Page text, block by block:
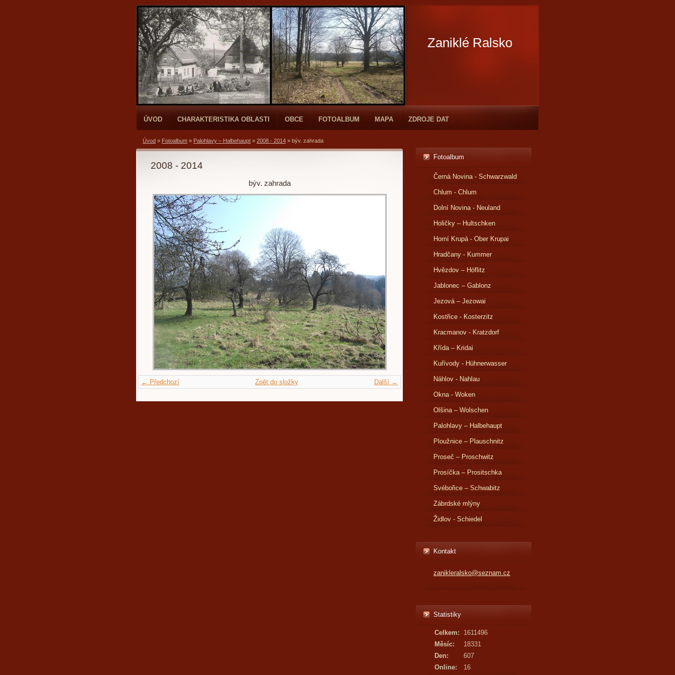
Zaniklé Ralsko
ÚVOD CHARAKTERISTIKA OBLASTI OBCE FOTOALBUM MAPA ZDROJE DAT
Úvod » Fotoalbum » Palohlavy – Halbehaupt » 2008 - 2014 » býv. zahrada
2008 - 2014
býv. zahrada
← Předchozí Další →
Zpět do složky
Fotoalbum
Černá Novina - Schwarzwald
Chlum - Chlum
Dolní Novina - Neuland
Holičky – Hultschken
Horní Krupá - Ober Krupai
Hradčany - Kummer
Hvězdov – Höflitz
Jablonec – Gablonz
Jezová – Jezowai
Kostřice - Kosterzitz
Kracmanov - Kratzdorf
Křída – Kridai
Kuřívody - Hühnerwasser
Náhlov - Nahlau
Okna - Woken
Olšina – Wolschen
Palohlavy – Halbehaupt
Ploužnice – Plauschnitz
Proseč – Proschwitz
Prosíčka – Prositschka
Svébořice – Schwabitz
Zábrdské mlýny
Židlov - Schiedel
Kontakt
zanikleralsko@seznam.cz
Statistiky
Online: 16
Celkem:
1611496
Měsíc:
18331
Den:
607